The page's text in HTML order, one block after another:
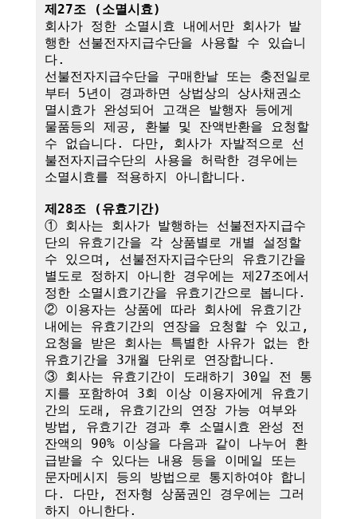
제27조 (소멸시효)
회사가 정한 소멸시효 내에서만 회사가 발
행한 선불전자지급수단을 사용할 수 있습니
다.
선불전자지급수단을 구매한날 또는 충전일로
부터 5년이 경과하면 상법상의 상사채권소
멸시효가 완성되어 고객은 발행자 등에게
물품등의 제공, 환불 및 잔액반환을 요청할
수 없습니다. 다만, 회사가 자발적으로 선
불전자지급수단의 사용을 허락한 경우에는
소멸시효를 적용하지 아니합니다.
제28조 (유효기간)
① 회사는 회사가 발행하는 선불전자지급수
단의 유효기간을 각 상품별로 개별 설정할
수 있으며, 선불전자지급수단의 유효기간을
별도로 정하지 아니한 경우에는 제27조에서
정한 소멸시효기간을 유효기간으로 봅니다.
② 이용자는 상품에 따라 회사에 유효기간
내에는 유효기간의 연장을 요청할 수 있고,
요청을 받은 회사는 특별한 사유가 없는 한
유효기간을 3개월 단위로 연장합니다.
③ 회사는 유효기간이 도래하기 30일 전 통
지를 포함하여 3회 이상 이용자에게 유효기
간의 도래, 유효기간의 연장 가능 여부와
방법, 유효기간 경과 후 소멸시효 완성 전
잔액의 90% 이상을 다음과 같이 나누어 환
급받을 수 있다는 내용 등을 이메일 또는
문자메시지 등의 방법으로 통지하여야 합니
다. 다만, 전자형 상품권인 경우에는 그러
하지 아니한다.